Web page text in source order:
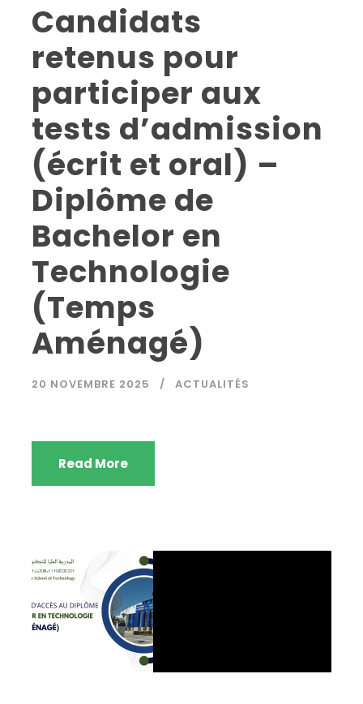
Candidats
retenus pour
participer aux
tests d’admission
(écrit et oral) –
Diplôme de
Bachelor en
Technologie
(Temps
Aménagé)
20 NOVEMBRE 2025 ACTUALITÉS
Read More